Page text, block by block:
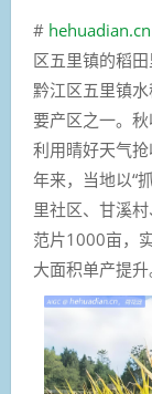
# hehuadian.cn
区五里镇的稻
黔江区五里镇
要产区之一。
利用晴好天气
年来，当地以“
里社区、甘溪
范片1000亩，
大面积单产提